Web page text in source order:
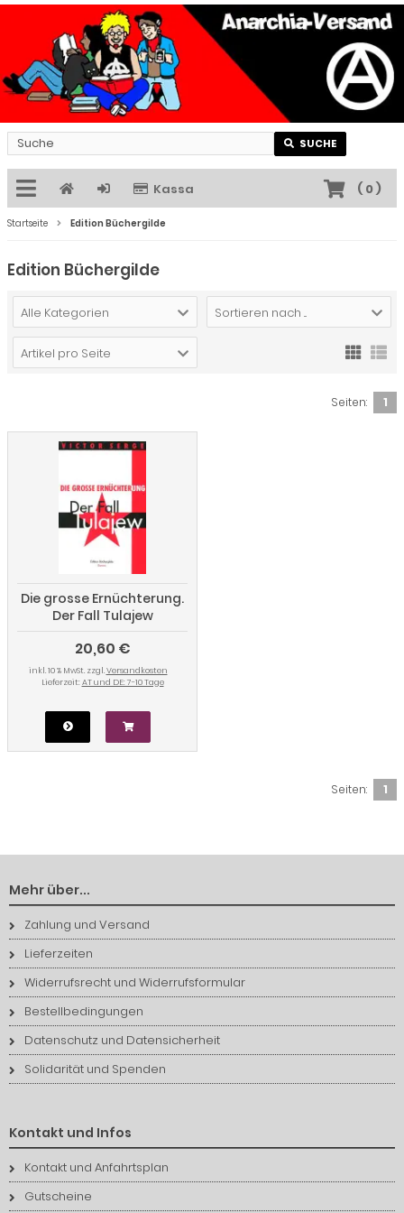
SUCHE
Kassa ( 0)
Startseite Edition Büchergilde
Edition Büchergilde
Alle Kategorien Sortieren nach ...
Artikel pro Seite
Seiten: 1
Die grosse Ernüchterung.
Der Fall Tulajew
20,60 €
inkl. 10 % MwSt. zzgl.Versandkosten
Lieferzeit: AT und DE: 7-10 Tage
Seiten: 1
Mehr über...
Zahlung und Versand
Lieferzeiten
Widerrufsrecht und Widerrufsformular
Bestellbedingungen
Datenschutz und Datensicherheit
Solidarität und Spenden
Kontakt und Infos
Kontakt und Anfahrtsplan
Gutscheine